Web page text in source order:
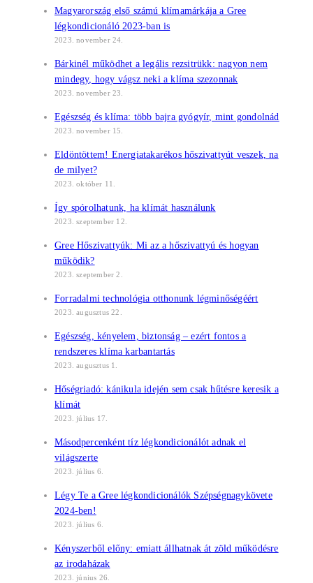
Magyarország első számú klímamárkája a Gree
légkondicionáló 2023-ban is
2023. november 24.
Bárkinél működhet a legális rezsitrükk: nagyon nem
mindegy, hogy vágsz neki a klíma szezonnak
2023. november 23.
Egészség és klíma: több bajra gyógyír, mint gondolnád
2023. november 15.
Eldöntöttem! Energiatakarékos hőszivattyút veszek, na
de milyet?
2023. október 11.
Így spórolhatunk, ha klímát használunk
2023. szeptember 12.
Gree Hőszivattyúk: Mi az a hőszivattyú és hogyan
működik?
2023. szeptember 2.
Forradalmi technológia otthonunk légminőségéért
2023. augusztus 22.
Egészség, kényelem, biztonság – ezért fontos a
rendszeres klíma karbantartás
2023. augusztus 1.
Hőségriadó: kánikula idején sem csak hűtésre keresik a
klímát
2023. július 17.
Másodpercenként tíz légkondicionálót adnak el
világszerte
2023. július 6.
Légy Te a Gree légkondicionálók Szépségnagykövete
2024-ben!
2023. július 6.
Kényszerből előny: emiatt állhatnak át zöld működésre
az irodaházak
2023. június 26.